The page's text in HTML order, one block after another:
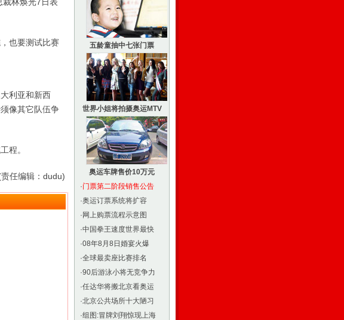
也要测试比赛
利亚和新西
像其它队伍争
程。
责任编辑：dudu)
五龄童抽中七张门票
世界小姐将拍摄奥运MTV
奥运车牌售价10万元
·门票第二阶段销售公告
·奥运订票系统将扩容
· 网上购票流程示意图
·中国拳王速度世界最快
·08年8月8日婚宴火爆
·全球最卖座比赛排名
·90后游泳小将无竞争力
·任达华将搬北京看奥运
·北京公共场所十大陋习
·组图:冒牌刘翔惊现上海